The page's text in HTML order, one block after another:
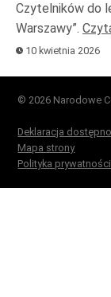
Czytelników do
Warszawy”.
10 kwietnia 2026
© 2026 Narodowe
Deklaracja
Mapa strony
Polityka prywatności